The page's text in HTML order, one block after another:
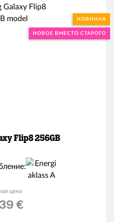
НОВИНКА
НОВОЕ ВМЕСТО СТАРОГО
Flip8 256GB
цена
€